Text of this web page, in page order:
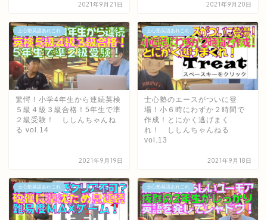
2021年9月21日 2021年9月20日
士心塾英語あれこれ
驚愕！小学4年生から連続英検
５級４級３級合格！5年生で準
２級受験！ ししんちゃんね
る vol.14
2021年9月19日
士心塾英語あれこれ
士心塾のエースがついに登
場！小６時にわずか２時間で
作成！とにかく逃げまく
れ！ ししんちゃんねる
vol.13
2021年9月18日
士心塾英語あれこれ 士心塾英語あれこれ